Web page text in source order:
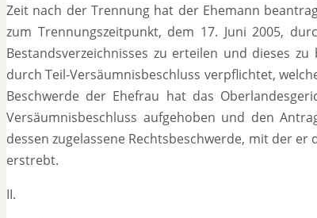
Zeit nach der Trennung hat der Ehemann
zum Trennungszeitpunkt, dem 17. Juni 2005,
Bestandsverzeichnisses zu erteilen und dieses
durch Teil-Versäumnisbeschluss verpflichtet,
Beschwerde der Ehefrau hat das
Versäumnisbeschluss aufgehoben und den
dessen zugelassene Rechtsbeschwerde, mit der
erstrebt.
II.